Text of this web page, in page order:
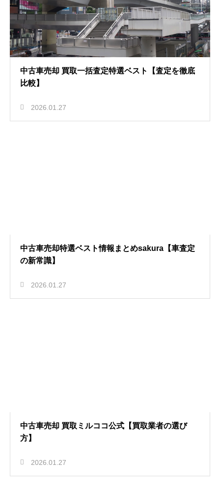
中古車売却 買取一括査定特選ベスト【査定を徹底
比較】
2026.01.27
中古車売却特選ベスト情報まとめsakura【車査定
の新常識】
2026.01.27
中古車売却 買取ミルココ公式【買取業者の選び
方】
2026.01.27